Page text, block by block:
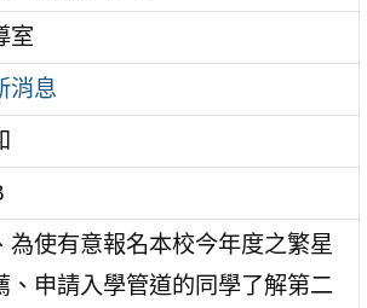
室
消息
為使有意報名本校今年度之繁星
、申請入學管道的同學了解第二